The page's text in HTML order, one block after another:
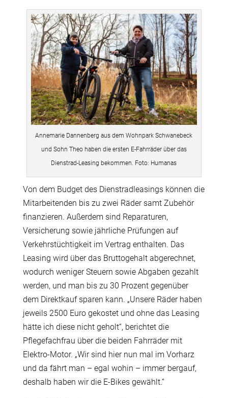
Annemarie Dannenberg aus dem Wohnpark Schwanebeck
und Sohn Theo haben die ersten E-Fahrräder über das
Dienstrad-Leasing bekommen. Foto: Humanas
Von dem Budget des Dienstradleasings können die
Mitarbeitenden bis zu zwei Räder samt Zubehör
finanzieren. Außerdem sind Reparaturen,
Versicherung sowie jährliche Prüfungen auf
Verkehrstüchtigkeit im Vertrag enthalten. Das
Leasing wird über das Bruttogehalt abgerechnet,
wodurch weniger Steuern sowie Abgaben gezahlt
werden, und man bis zu 30 Prozent gegenüber
dem Direktkauf sparen kann. „Unsere Räder haben
jeweils 2500 Euro gekostet und ohne das Leasing
hätte ich diese nicht geholt“, berichtet die
Pflegefachfrau über die beiden Fahrräder mit
Elektro-Motor. „Wir sind hier nun mal im Vorharz
und da fährt man – egal wohin – immer bergauf,
deshalb haben wir die E-Bikes gewählt.“